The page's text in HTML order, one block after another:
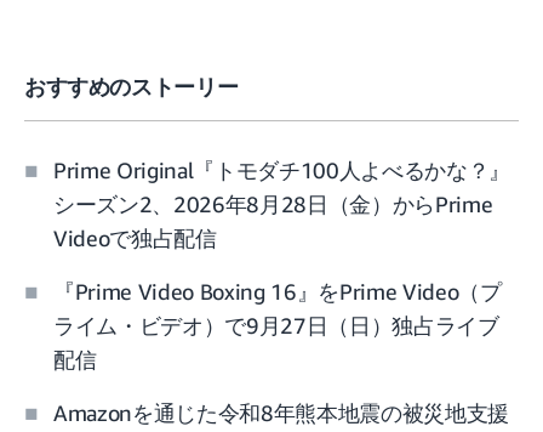
おすすめのストーリー
Prime Original『トモダチ100人よべるかな？』
シーズン2、2026年8月28日（金）からPrime
Videoで独占配信
『Prime Video Boxing 16』をPrime Video（プ
ライム・ビデオ）で9月27日（日）独占ライブ
配信
Amazonを通じた令和8年熊本地震の被災地支援